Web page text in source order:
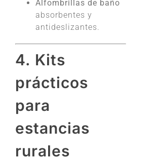
Alfombrillas de baño
absorbentes y
antideslizantes.
4. Kits
prácticos
para
estancias
rurales